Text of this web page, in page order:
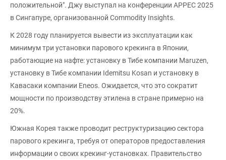
положительной". Джу выступал на конференции APPEC 2025
в Сингапуре, организованной Commodity Insights.
К 2028 году планируется вывести из эксплуатации как
минимум три установки парового крекинга в Японии,
работающие на нафте: установку в Тибе компании Maruzen,
установку в Тибе компании Idemitsu Kosan и установку в
Кавасаки компании Eneos. Ожидается, что это сократит
мощности по производству этилена в стране примерно на
20%.
Южная Корея также проводит реструктуризацию сектора
парового крекинга, требуя от операторов предоставления
информации о своих крекинг-установках. Правительство